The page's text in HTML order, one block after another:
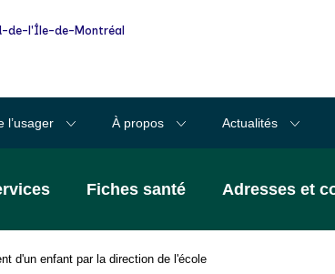
de-l'Île-de-Montréal
l’usager À propos Actualités
Fiches santé Adresses et
d'un enfant par la direction de l'école